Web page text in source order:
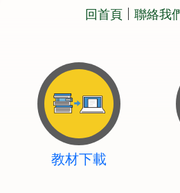
回首頁 聯絡我
教材下載